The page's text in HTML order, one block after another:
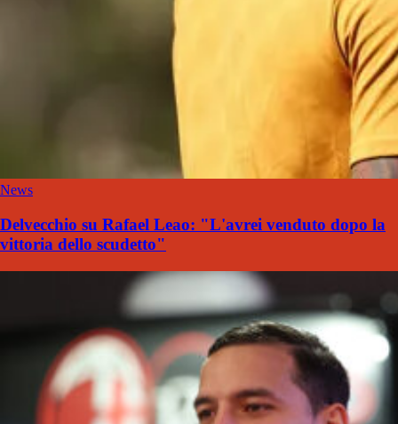
News
Delvecchio su Rafael Leao: "L'avrei venduto dopo la
vittoria dello scudetto"